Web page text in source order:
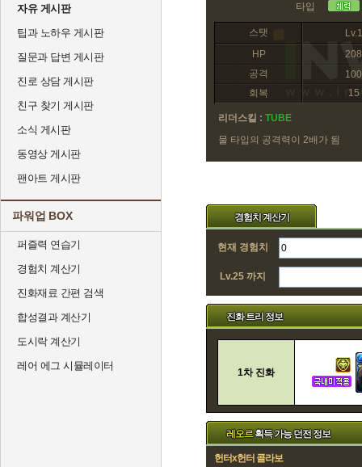
자유 게시판
팁과 노하우 게시판
질문과 답변 게시판
진로 상담 게시판
친구 찾기 게시판
소식 게시판
동영상 게시판
팬아트 게시판
파워업 BOX
퍼즐력 연습기
경험치 계산기
진화재료 간편 검색
합성결과 계산기
도시락 계산기
레어 에그 시뮬레이터
타입
스탯
Lv.1
HP
208
공격
100
회복
15
리더스킬 : TUBE
물 타입의 공격력이 2배가 됨
경험치 계산기
현재 경험치
Lv.25 까지
진화 트리 정보
1차 진화
레오르획득 가능 던전 정보
헌터x헌터 콜라보